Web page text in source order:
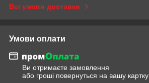
Всі умови доставки
Умови оплати
Ви отримаєте замовлення
або гроші повернуться на вашу картку